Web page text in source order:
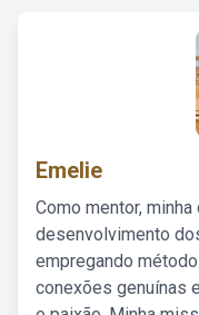
Emelie
Como mentor,
desenvolvimento
empregando
conexões genuínas